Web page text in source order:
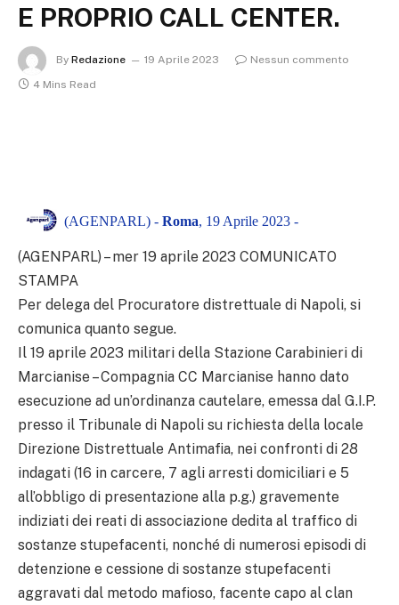
E PROPRIO CALL CENTER.
By Redazione 19 Aprile 2023
Nessun commento
4 Mins Read
(AGENPARL) - Roma, 19 Aprile 2023 -
(AGENPARL) – mer 19 aprile 2023 COMUNICATO
STAMPA
Per delega del Procuratore distrettuale di Napoli, si
comunica quanto segue.
Il 19 aprile 2023 militari della Stazione Carabinieri di
Marcianise – Compagnia CC Marcianise hanno dato
esecuzione ad un’ordinanza cautelare, emessa dal G.I.P.
presso il Tribunale di Napoli su richiesta della locale
Direzione Distrettuale Antimafia, nei confronti di 28
indagati (16 in carcere, 7 agli arresti domiciliari e 5
all’obbligo di presentazione alla p.g.) gravemente
indiziati dei reati di associazione dedita al traffico di
sostanze stupefacenti, nonché di numerosi episodi di
detenzione e cessione di sostanze stupefacenti
aggravati dal metodo mafioso, facente capo al clan